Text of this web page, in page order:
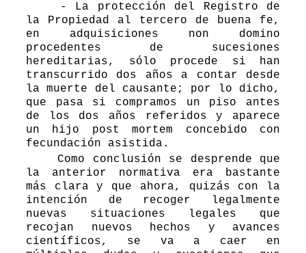
- La protección del Registro de
la Propiedad al tercero de buena fe,
en adquisiciones non domino
procedentes de sucesiones
hereditarias, sólo procede si han
transcurrido dos años a contar desde
la muerte del causante; por lo dicho,
que pasa si compramos un piso antes
de los dos años referidos y aparece
un hijo post mortem concebido con
fecundación asistida.
Como conclusión se desprende que
la anterior normativa era bastante
más clara y que ahora, quizás con la
intención de recoger legalmente
nuevas situaciones legales que
recojan nuevos hechos y avances
científicos, se va a caer en